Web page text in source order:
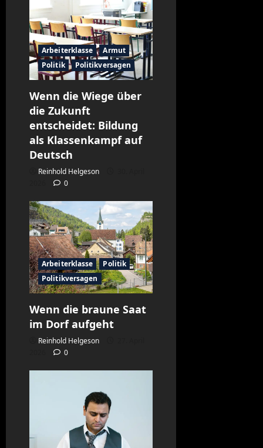
Arbeiterklasse
Armut
Politik
Politikversagen
Wenn die Wiege über
die Zukunft
entscheidet: Bildung
als Klassenkampf auf
Deutsch
Reinhold Helgeson
0
Arbeiterklasse
Politik
Politikversagen
Wenn die braune Saat
im Dorf aufgeht
Reinhold Helgeson
0